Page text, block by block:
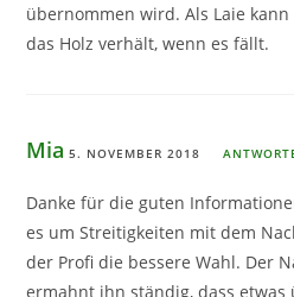
übernommen wird. Als Laie
das Holz verhält, wenn es fällt.
Mia 5. NOVEMBER 2018
Danke für die guten
es um Streitigkeiten mit dem
der Profi die bessere Wahl. Der
ermahnt ihn ständig, dass etwas